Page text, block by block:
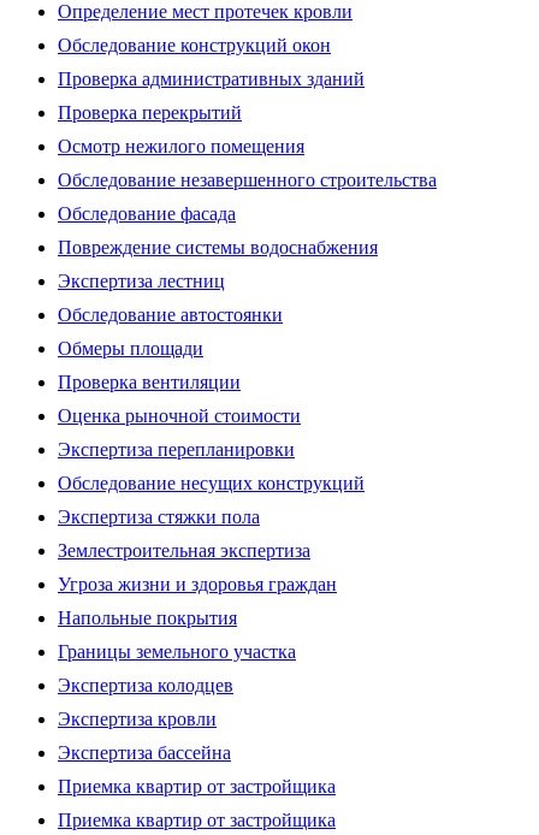
Определение мест протечек кровли
Обследование конструкций окон
Проверка административных зданий
Проверка перекрытий
Осмотр нежилого помещения
Обследование незавершенного строительства
Обследование фасада
Повреждение системы водоснабжения
Экспертиза лестниц
Обследование автостоянки
Обмеры площади
Проверка вентиляции
Оценка рыночной стоимости
Экспертиза перепланировки
Обследование несущих конструкций
Экспертиза стяжки пола
Землестроительная экспертиза
Угроза жизни и здоровья граждан
Напольные покрытия
Границы земельного участка
Экспертиза колодцев
Экспертиза кровли
Экспертиза бассейна
Приемка квартир от застройщика
Приемка квартир от застройщика